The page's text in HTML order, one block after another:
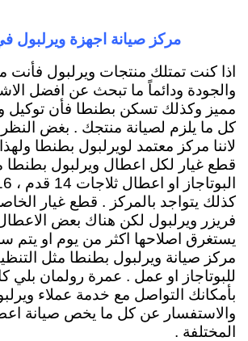
مركز صيانة اجهزة ويرلبول
اذا كنت تمتلك منتجات ويرلبول فأنت
والجودة ودائماً ما تبحث عن افضل
مميز وكذلك تسكن بطنطا فأن توكيل
كل ما يلزم لصيانة منتجك . بغض
لاننا مركز معتمد لويرلبول بطنطا
قطع غيار لكل اعطال ويرلبول
كذلك يتواجد بالمركز . قطع غيار
فريزر ويرلبول لكن هناك بعض
يستغرق اصلاحها اكثر من يوم او يتم
مركز صيانة ويرلبول بطنطا مثل
للبوتاجاز او عمل . عمرة رولمان بلي
بأمكانك التواصل مع خدمة عملاء
والاستفسار عن كل ما يخص صيانة
المختلفة .